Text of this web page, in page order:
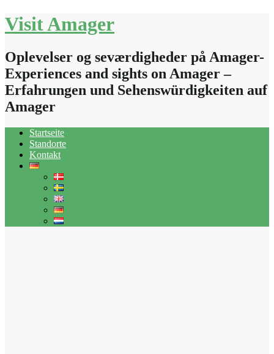
Skip
to
Visit Amager
Oplevelser og seværdigheder på Amager-
Experiences and sights on Amager –
Erfahrungen und Sehenswürdigkeiten auf
Amager
Startseite
Standorte
Kontakt